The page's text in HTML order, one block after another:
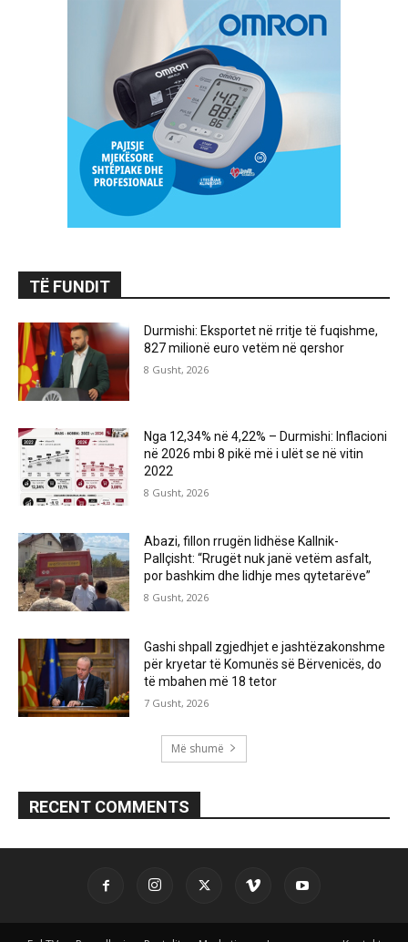
TË FUNDIT
Durmishi: Eksportet në rritje të fuqishme,
827 milionë euro vetëm në qershor
8 Gusht, 2026
Nga 12,34% në 4,22% – Durmishi: Inflacioni
në 2026 mbi 8 pikë më i ulët se në vitin
2022
8 Gusht, 2026
Abazi, fillon rrugën lidhëse Kallnik-
Pallçisht: “Rrugët nuk janë vetëm asfalt,
por bashkim dhe lidhje mes qytetarëve”
8 Gusht, 2026
Gashi shpall zgjedhjet e jashtëzakonshme
për kryetar të Komunës së Bërvenicës, do
të mbahen më 18 tetor
7 Gusht, 2026
Më shumë
RECENT COMMENTS